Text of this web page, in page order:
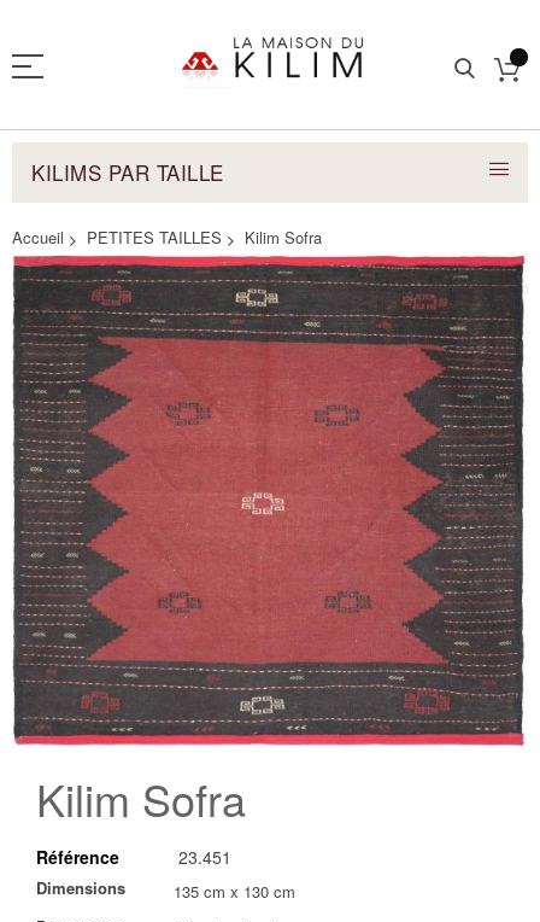
KILIMS PAR TAILLE
Accueil PETITES TAILLES
Kilim Sofra
Skip
to
the
end
of
the
images
gallery
beginning
images
gallery
Kilim Sofra
Référence 23.451
Plus
d’information
Dimensions
135 cm x 130 cm